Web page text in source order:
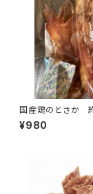
国産鶏のとさか
¥980